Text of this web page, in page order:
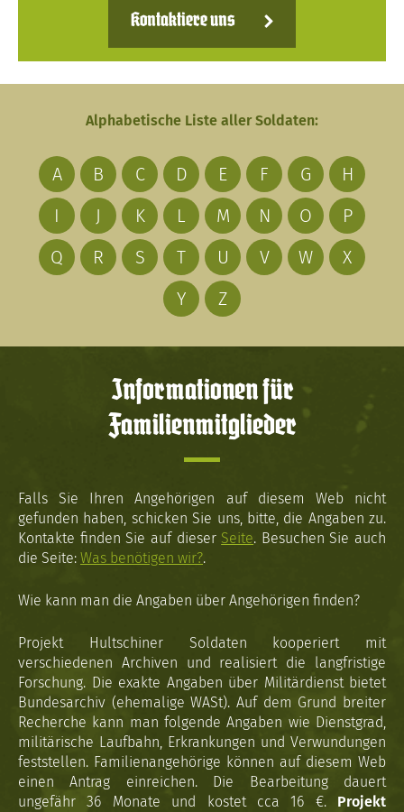
Kontaktiere uns
Alphabetische Liste aller Soldaten:
A B C D E F G
H
I
J K L M N O
P
Q
R S T U V W
X
Y
Z
Informationen für
Familienmitglieder
Falls Sie Ihren Angehörigen auf diesem Web nicht
gefunden haben, schicken Sie uns, bitte, die Angaben zu.
Kontakte finden Sie auf dieser Seite. Besuchen Sie auch
die Seite: Was benötigen wir?.
Wie kann man die Angaben über Angehörigen finden?
Projekt Hultschiner Soldaten kooperiert mit
verschiedenen Archiven und realisiert die langfristige
Forschung. Die exakte Angaben über Militärdienst bietet
Bundesarchiv (ehemalige WASt). Auf dem Grund breiter
Recherche kann man folgende Angaben wie Dienstgrad,
militärische Laufbahn, Erkrankungen und Verwundungen
feststellen. Familienangehörige können auf diesem Web
einen Antrag einreichen. Die Bearbeitung dauert
ungefähr 36 Monate und kostet cca 16 €. Projekt